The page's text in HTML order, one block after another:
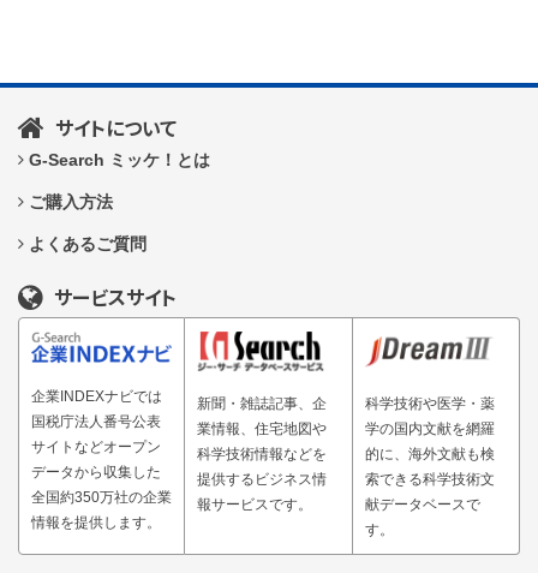
サイトについて
G-Search ミッケ！とは
ご購入方法
よくあるご質問
サービスサイト
企業INDEXナビでは
国税庁法人番号公表
サイトなどオープン
データから収集した
全国約350万社の企業
情報を提供します。
新聞・雑誌記事、企
業情報、住宅地図や
科学技術情報などを
提供するビジネス情
報サービスです。
科学技術や医学・薬
学の国内文献を網羅
的に、海外文献も検
索できる科学技術文
献データベースで
す。